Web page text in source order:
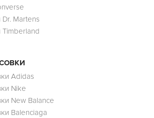
Martens
Adidas
Nike
New Balance
Balenciaga